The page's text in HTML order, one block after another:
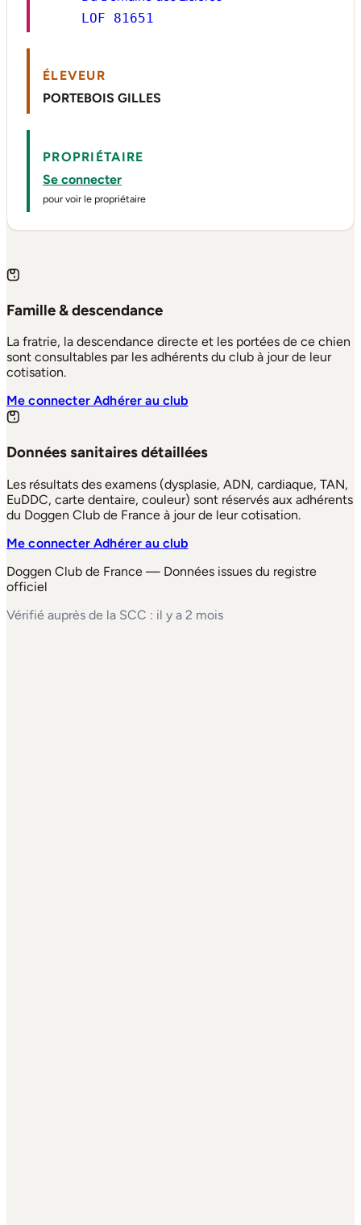
LOF 81651
ÉLEVEUR
PORTEBOIS GILLES
PROPRIÉTAIRE
Se connecter
pour voir le propriétaire
Famille & descendance
La fratrie, la descendance directe et les portées de ce chien
sont consultables par les adhérents du club à jour de leur
cotisation.
Me connecterAdhérer au club
Données sanitaires détaillées
Les résultats des examens (dysplasie, ADN, cardiaque, TAN,
EuDDC, carte dentaire, couleur) sont réservés aux adhérents
du Doggen Club de France à jour de leur cotisation.
Me connecterAdhérer au club
Doggen Club de France — Données issues du registre
officiel
Vérifié auprès de la SCC : il y a 2 mois